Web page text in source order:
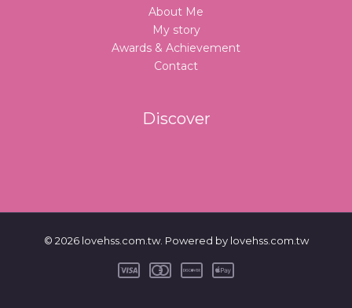
About Me
My story
Awards & Achievement
Contact
Discover
© 2026 lovehss.com.tw. Powered by lovehss.com.tw